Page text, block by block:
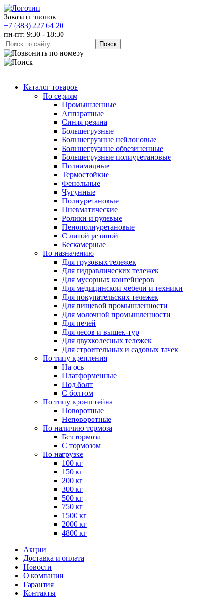
Заказать звонок
+7 (383) 227 64 20
пн-пт: 9:30 - 18:30
Каталог товаров
По сериям
Промышленные
Аппаратные
Синяя резина
Большегрузные
Большегрузные нейлоновые
Большегрузные обрезиненные
Большегрузные полиуретановые
Полиамидные
Термостойкие
Фенольные
Чугунные
Полиуретановые
Пневматические
Ролики и рулевые
Пенополиуретановые
С литой резиной
Бескамерные
По назначению
Для грузовых тележек
Для гидравлических тележек
Для мусорных контейнеров
Для медицинской мебели и техники
Для покупательских тележек
Для пищевой промышленности
Для молочной промышленности
Для печей
Для лесов и вышек-тур
Для двухколесных тележек
Для строительных и садовых тачек
По типу крепления
На ось
Платформенные
Под болт
С болтом
По типу кронштейна
Поворотные
Неповоротные
По наличию тормоза
Без тормоза
С тормозом
По нагрузке
100 кг
150 кг
200 кг
300 кг
500 кг
750 кг
1500 кг
2000 кг
4800 кг
Акции
Доставка и оплата
Новости
О компании
Гарантия
Контакты